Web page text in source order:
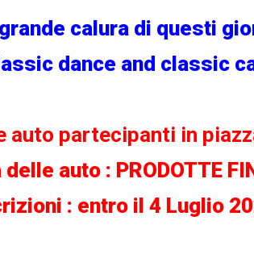
calura di questi
dance and classic
auto partecipanti in
auto : PRODOTTE
: entro il 4 Luglio